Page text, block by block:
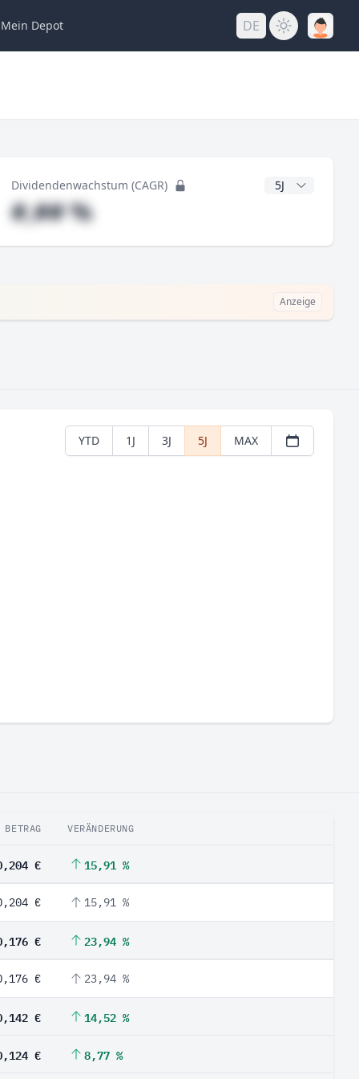
Mein Depot DE
Dividendenwachstum (CAGR) CAGR Jahre
#,## %
Anzeige
YTD 1J 3J 5J MAX
BETRAG VERÄNDERUNG
€ 15,91 %
€ 15,91 %
€ 23,94 %
€ 23,94 %
€ 14,52 %
€ 8,77 %